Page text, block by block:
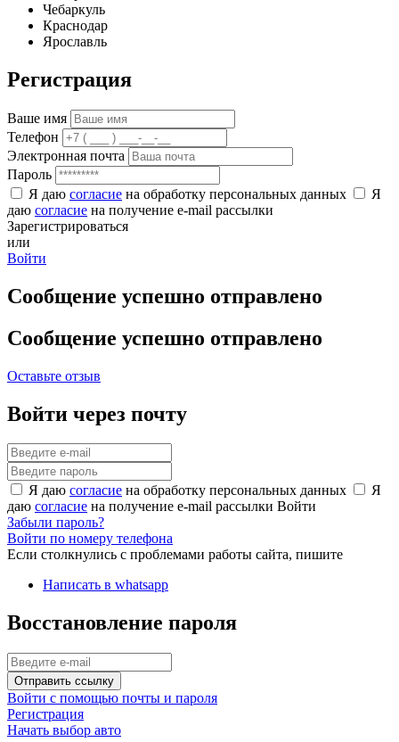
Чебаркуль
Краснодар
Ярославль
Регистрация
Ваше имя
Телефон
Электронная почта
Пароль
Я даю согласие на обработку персональных данных
Я
даю согласие на получение e-mail рассылки
Зарегистрироваться
или
Войти
Сообщение успешно отправлено
Сообщение успешно отправлено
Оставьте отзыв
Войти через почту
Я даю согласие на обработку персональных данных
Я
даю согласие на получение e-mail рассылки Войти
Забыли пароль?
Войти по номеру телефона
Если столкнулись с проблемами работы сайта, пишите
Написать в whatsapp
Восстановление пароля
Отправить ссылку
Войти с помощью почты и пароля
Регистрация
Начать выбор авто